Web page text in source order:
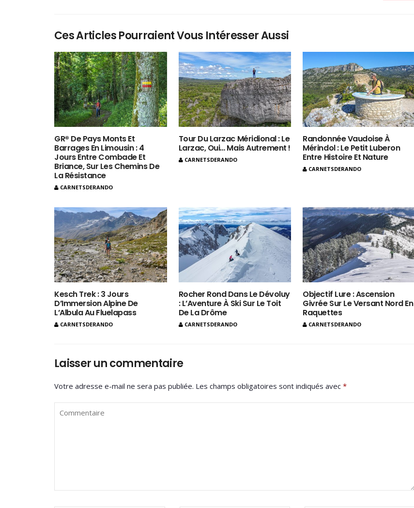
Ces Articles Pourraient Vous Intéresser Aussi
GR® De Pays Monts Et
Barrages En Limousin : 4
Jours Entre Combade Et
Briance, Sur Les Chemins De
La Résistance
CARNETSDERANDO
Tour Du Larzac Méridional : Le
Larzac, Oui… Mais Autrement !
CARNETSDERANDO
Randonnée Vaudoise À
Mérindol : Le Petit Luberon
Entre Histoire Et Nature
CARNETSDERANDO
Kesch Trek : 3 Jours
D’Immersion Alpine De
L’Albula Au Fluelapass
CARNETSDERANDO
Rocher Rond Dans Le Dévoluy
: L’Aventure À Ski Sur Le Toit
De La Drôme
CARNETSDERANDO
Objectif Lure : Ascension
Givrée Sur Le Versant Nord En
Raquettes
CARNETSDERANDO
Laisser un commentaire
Votre adresse e-mail ne sera pas publiée. Les champs obligatoires sont indiqués avec *